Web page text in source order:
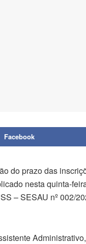
Facebook
do prazo das
nesta quinta-
– SESAU nº 002/